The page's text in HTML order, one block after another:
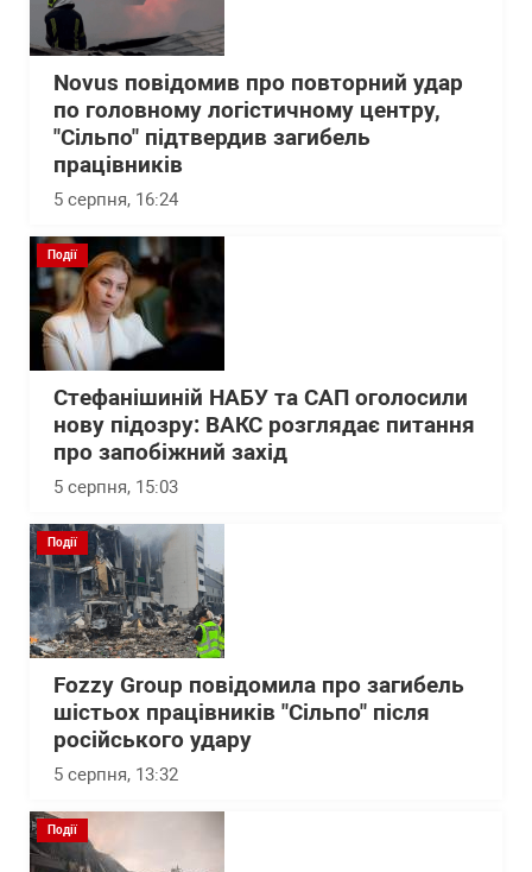
Novus повідомив про повторний удар
по головному логістичному центру,
"Сільпо" підтвердив загибель
працівників
5 серпня, 16:24
Події
Стефанішиній НАБУ та САП оголосили
нову підозру: ВАКС розглядає питання
про запобіжний захід
5 серпня, 15:03
Події
Fozzy Group повідомила про загибель
шістьох працівників "Сільпо" після
російського удару
5 серпня, 13:32
Події